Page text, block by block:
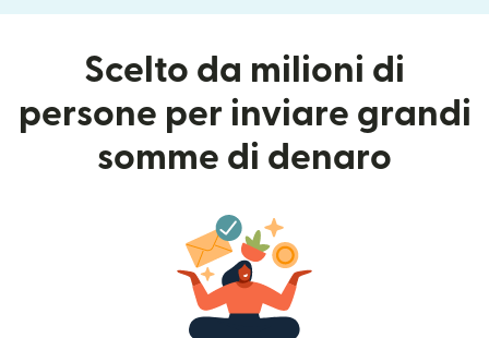
Scelto da milioni di
persone per inviare grandi
somme di denaro